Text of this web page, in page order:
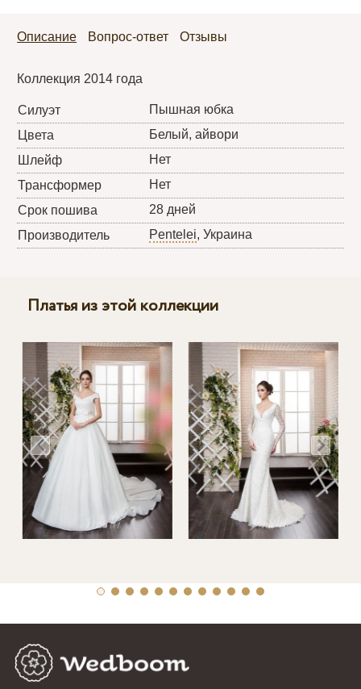
Описание Вопрос-ответ Отзывы
Коллекция 2014 года
Силуэт
Пышная юбка
Цвета
Белый, айвори
Шлейф
Нет
Трансформер
Нет
Срок пошива
28 дней
Производитель
Pentelei, Украина
Платья из этой коллекции